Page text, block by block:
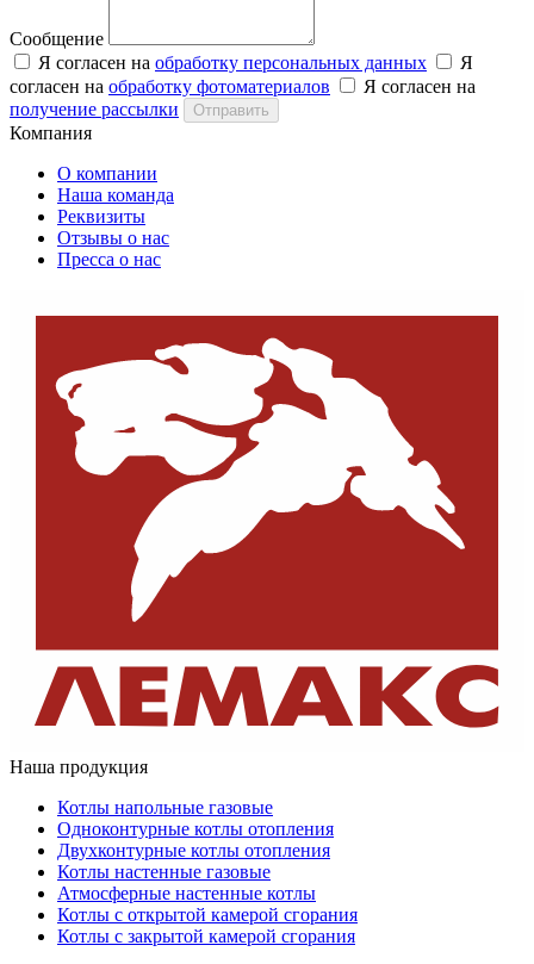
Сообщение
Я согласен на обработку персональных данных
Я
согласен на обработку фотоматериалов
Я согласен на
получение рассылки
Отправить
Компания
О компании
Наша команда
Реквизиты
Отзывы о нас
Пресса о нас
Наша продукция
Котлы напольные газовые
Одноконтурные котлы отопления
Двухконтурные котлы отопления
Котлы настенные газовые
Атмосферные настенные котлы
Котлы с открытой камерой сгорания
Котлы с закрытой камерой сгорания